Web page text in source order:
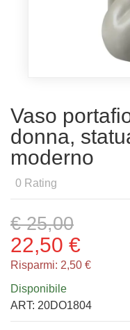
Vaso
donna,
moderno
0 Rating
€ 25,00
22,50 €
Risparmi: 2,50 €
Disponibile
ART: 20DO1804